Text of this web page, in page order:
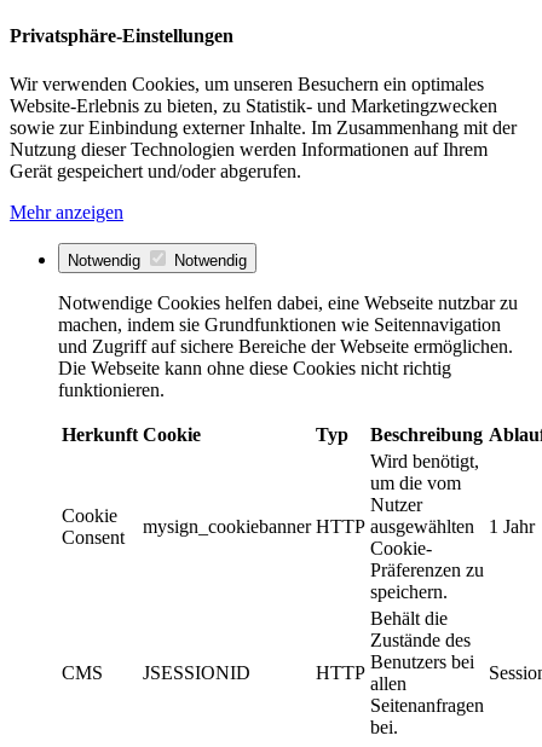
Privatsphäre-Einstellungen
Wir verwenden Cookies, um unseren Besuchern ein optimales
Website-Erlebnis zu bieten, zu Statistik- und Marketingzwecken
sowie zur Einbindung externer Inhalte. Im Zusammenhang mit der
Nutzung dieser Technologien werden Informationen auf Ihrem
Gerät gespeichert und/oder abgerufen.
Mehr anzeigen
Notwendig Notwendig
Notwendige Cookies helfen dabei, eine Webseite nutzbar zu
machen, indem sie Grundfunktionen wie Seitennavigation
und Zugriff auf sichere Bereiche der Webseite ermöglichen.
Die Webseite kann ohne diese Cookies nicht richtig
funktionieren.
Herkunft Cookie Typ Beschreibung
Cookie
Consent
mysign_cookiebanner HTTP
Wird benötigt,
um die vom
Nutzer
ausgewählten
Cookie-
Präferenzen zu
speichern.
1 Jahr
CMS JSESSIONID HTTP
Behält die
Zustände des
Benutzers bei
allen
Seitenanfragen
bei.